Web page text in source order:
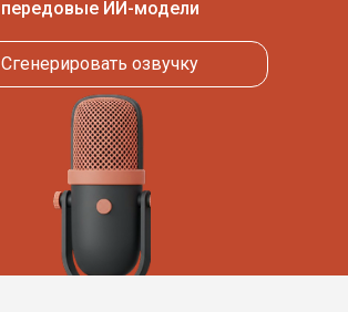
передовые ИИ-модели
Сгенерировать озвучку